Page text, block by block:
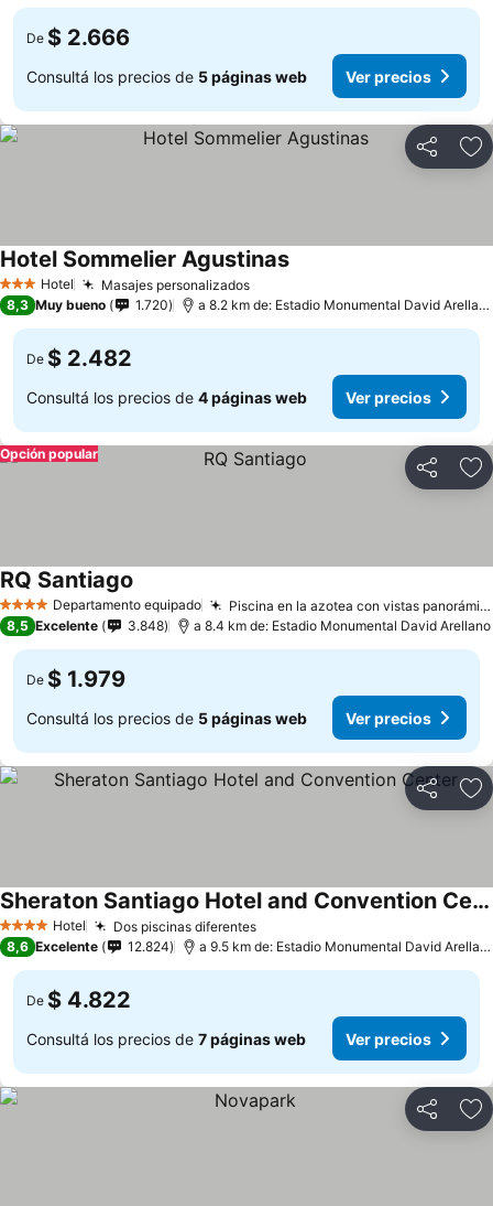
De $ 2.666
Consultá los precios de 5 páginas web Ver precios
Compartir
3 Estrellas
Hotel Masajes personalizados
Hotel Sommelier Agustinas
8,3 Muy bueno 1.720 a 8.2 km de: Estadio Monumental David Arellano
De $ 2.482
Consultá los precios de 4 páginas web Ver precios
Compartir
Opción popular
4 EstrellasDepartamento equipado Piscina en la azotea con vistas panorámicas
RQ Santiago
8,5 Excelente 3.848 a 8.4 km de: Estadio Monumental David Arellano
De $ 1.979
Consultá los precios de 5 páginas web Ver precios
Compartir
4 EstrellasHotel Dos piscinas diferentes
Sheraton Santiago Hotel and Convention Center
8,6 Excelente 12.824 a 9.5 km de: Estadio Monumental David Arellano
De $ 4.822
Consultá los precios de 7 páginas web Ver precios
Compartir